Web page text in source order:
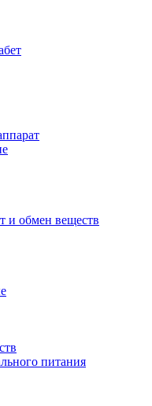
и обмен веществ
питания